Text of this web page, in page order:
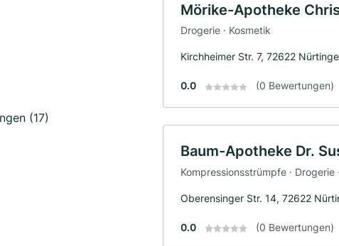
(17)
Mörike-Apotheke
Drogerie · Kosmetik
Kirchheimer Str. 7, 72622
0.0 (0 Bewertungen)
Baum-Apotheke Dr.
Kompressionsstrümpfe · Drogerie
Oberensinger Str. 14, 72622
0.0 (0 Bewertungen)